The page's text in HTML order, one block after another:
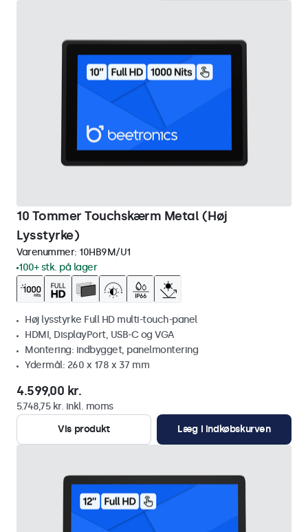
10 Tommer Touchskærm Metal (Høj
Lysstyrke)
Varenummer: 10HB9M/U1
100+ stk. på lager
Høj lysstyrke Full HD multi-touch-panel
HDMI, DisplayPort, USB-C og VGA
Montering: indbygget, panelmontering
Ydermål: 260 x 178 x 37 mm
4.599,00 kr.
5.748,75 kr. inkl. moms
Vis produkt
Læg i indkøbskurven